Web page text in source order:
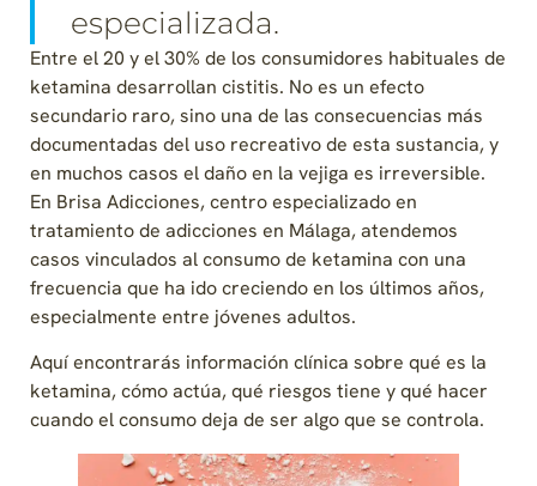
especializada.
Entre el 20 y el 30% de los consumidores habituales de
ketamina desarrollan cistitis. No es un efecto
secundario raro, sino una de las consecuencias más
documentadas del uso recreativo de esta sustancia, y
en muchos casos el daño en la vejiga es irreversible.
En Brisa Adicciones, centro especializado en
tratamiento de adicciones en Málaga, atendemos
casos vinculados al consumo de ketamina con una
frecuencia que ha ido creciendo en los últimos años,
especialmente entre jóvenes adultos.
Aquí encontrarás información clínica sobre qué es la
ketamina, cómo actúa, qué riesgos tiene y qué hacer
cuando el consumo deja de ser algo que se controla.